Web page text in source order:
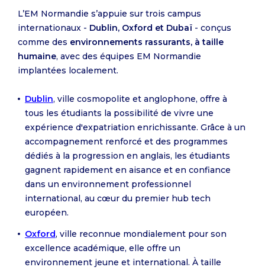
L’EM Normandie s’appuie sur trois campus
internationaux - Dublin, Oxford et Dubaï - conçus
comme des environnements rassurants, à taille
humaine, avec des équipes EM Normandie
implantées localement.
Dublin, ville cosmopolite et anglophone, offre à
tous les étudiants la possibilité de vivre une
expérience d'expatriation enrichissante. Grâce à un
accompagnement renforcé et des programmes
dédiés à la progression en anglais, les étudiants
gagnent rapidement en aisance et en confiance
dans un environnement professionnel
international, au cœur du premier hub tech
européen.
Oxford, ville reconnue mondialement pour son
excellence académique, elle offre un
environnement jeune et international. À taille